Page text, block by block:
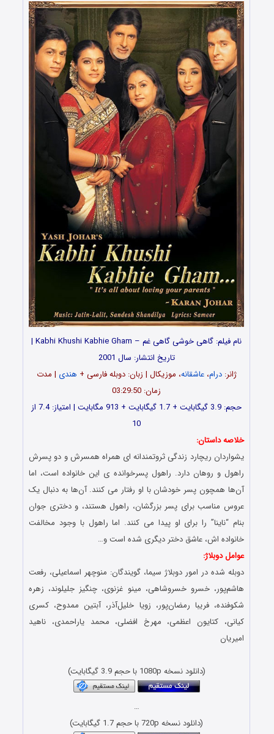
نام فیلم: گاهی خوشی گاهی غم – Kabhi Khushi Kabhie Gham |
تاریخ انتشار: سال 2001
ژانر:درام،عاشقانه، موزیکال | زبان: دوبله فارسی + هندی | مدت
زمان: 03:29:50
حجم: 3.9 گیگابایت + 1.7 گیگابایت + 913 مگابایت | امتیاز: 7.4 از
10
خلاصه داستان:
یشواردان ریچارد زندگی ثروتمندانه ای همراه همسرش و دو پسرش
راهول و روهان دارد. راهول پسرخوانده ی این خانواده است، اما
آن‌ها همچون پسر خودشان با او رفتار می کنند. آن‌ها به دنبال یک
عروس مناسب برای پسر بزرگشان، راهول هستند، و دختری جوان
بنام “ناینا” را برای او پیدا می کنند. اما راهول با وجود مخالفت
خانواده اش، عاشق دختر دیگری شده است و…
عوامل دوبلاژ:
دوبله شده در امور دوبلاژ سیما، گویندگان: منوچهر اسماعیلی، رفعت
هاشم‌پور، خسرو خسروشاهی، مینو غزنوی، چنگیز جلیلوند، زهره
شکوفنده، فریبا رمضان‌پور، زویا خلیل‌آذر، آبتین ممدوح، کسری
کیانی، کتایون اعظمی، مهرخ افضلی، محمد یاراحمدی، ناهید
امیریان
(دانلود نسخه 1080p با حجم 3.9 گیگابایت)
…
(دانلود نسخه 720p با حجم 1.7 گیگابایت)